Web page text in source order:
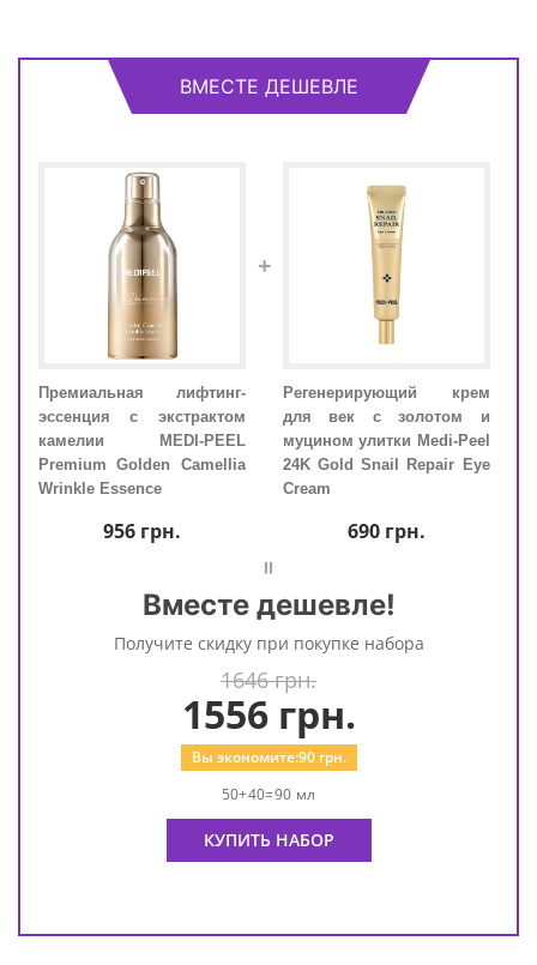
ВМЕСТЕ ДЕШЕВЛЕ
Премиальная лифтинг-
эссенция с экстрактом
камелии MEDI-PEEL
Premium Golden Camellia
Wrinkle Essence
956грн.
+
Регенерирующий крем
для век с золотом и
муцином улитки Medi-Peel
24K Gold Snail Repair Eye
Cream
690грн.
=
Вместе дешевле!
Получите скидку при покупке набора
1646 грн.
1556грн.
Вы экономите:90грн.
50+40=90 мл
КУПИТЬ НАБОР